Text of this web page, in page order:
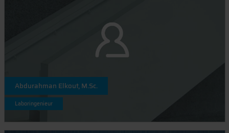
Abdurahman Elkout, M.Sc.
Laboringenieur